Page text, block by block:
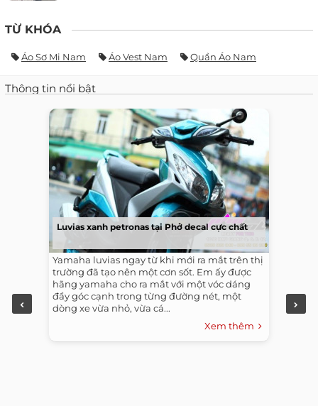
TỪ KHÓA
Áo Sơ Mi Nam Áo Vest Nam Quần Áo Nam
Thông tin nổi bật
Luvias xanh petronas tại Phở decal cực chất
Yamaha luvias ngay từ khi mới ra mắt trên thị
trường đã tạo nên một cơn sốt. Em ấy được
hãng yamaha cho ra mắt với một vóc dáng
đầy góc cạnh trong từng đường nét, một
dòng xe vừa nhỏ, vừa cá...
Xem thêm